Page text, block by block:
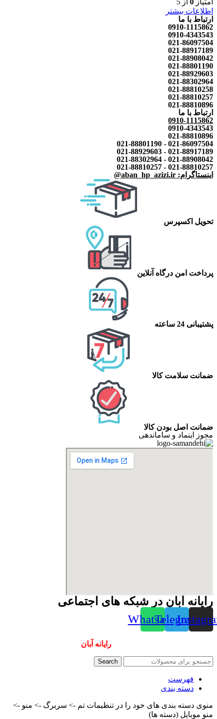
اطلاعات بیشتر
ارتباط با ما
0910-1115862
0910-4343543
021-86097504
021-88917189
021-88908042
021-88801190
021-88929603
021-88302964
021-88810258
021-88810257
021-88810896
ارتباط با ما
0910-1115862
0910-4343543
021-88810896
021-86097504 - 021-88801190
021-88917189 - 021-88929603
021-88908042 - 021-88302964
021-88810257 - 021-88810257
اینستاگرام: aban_hp_azizi.ir@
تحویل اکسپرس
پرداخت امن درگاه آنلاین
پشتیبانی 24 ساعته
ضمانت سلامت کالا
ضمانت اصل بودن کالا
مجوز اینماد و ساماندهی
رایانه آبان در شبکه های اجتماعی
Telegram
Whatsapp
رایانه آبان
Search
فهرست
دسته بندی
منوی دسته بندی های خود را در تنظیمات تم -> سربرگ -> منو ->
منو موبایل (دسته ها)